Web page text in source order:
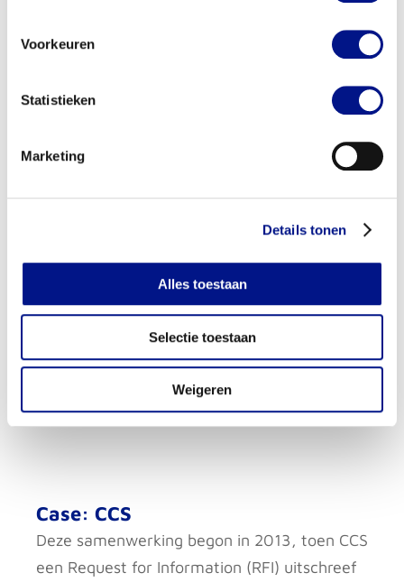
Voorkeuren
Statistieken
Marketing
Details tonen
Alles toestaan
Selectie toestaan
Weigeren
lijnen om snel te kunnen schakelen voor de
Case: CCS
Cases
Deze samenwerking begon in 2013, toen CCS
een Request for Information (RFI) uitschreef